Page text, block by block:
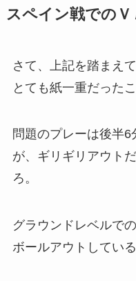
スペイン戦での
さて、上記を踏まえ
とても紙一重だった
問題のプレーは後半
が、 ギリギリアウト
ろ。
グラウンドレベルで
ボールアウトしてい